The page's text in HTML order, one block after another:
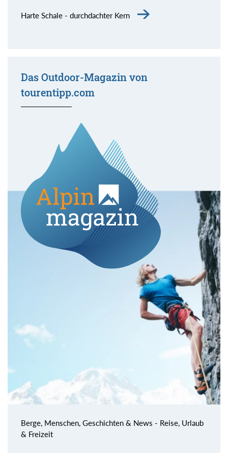
Harte Schale - durchdachter Kern
Das Outdoor-Magazin von
tourentipp.com
Berge, Menschen, Geschichten & News - Reise, Urlaub
& Freizeit